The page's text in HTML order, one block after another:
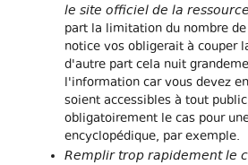
le site officiel de la
part la limitation du nombre
notice vos obligerait à couper
d'autre part cela nuit
l'information car vous devez
soient accessibles à tout
obligatoirement le cas pour
encyclopédique, par exemple.
Remplir trop rapidement le